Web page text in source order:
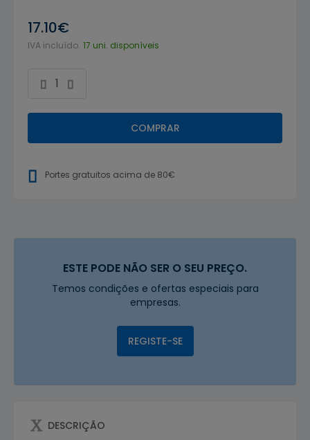
17.10€
IVA incluído. 17 uni. disponíveis
COMPRAR
Portes gratuitos acima de 80€
ESTE PODE NÃO SER O SEU PREÇO.
Temos condições e ofertas especiais para
empresas.
REGISTE-SE
DESCRIÇÃO